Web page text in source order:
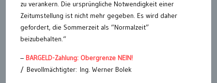
zu verankern. Die ursprüngliche Notwendigkeit einer
Zeitumstellung ist nicht mehr gegeben. Es wird daher
gefordert, die Sommerzeit als “Normalzeit”
beizubehalten.“
– BARGELD-Zahlung: Obergrenze NEIN!
/ Bevollmächtigter: Ing. Werner Bolek